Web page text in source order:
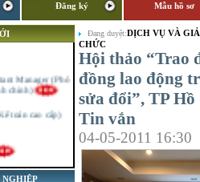
Đăng ký Mẫu hồ sơ
Manager (Phó
chính)
toán cao cấp)
NGHIỆP
Đang duyệt:DỊCH VỤ VÀ
CHỨC
Hội thảo “Trao
đồng lao động
sửa đổi”, TP
Tin vắn
04-05-2011 16:30